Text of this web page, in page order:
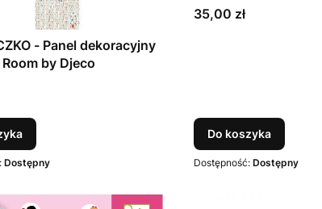
- Panel dekoracyjny
by Djeco
Dostępny
Cena
35,00 zł
Do koszyka
Dostępność: Dostępny